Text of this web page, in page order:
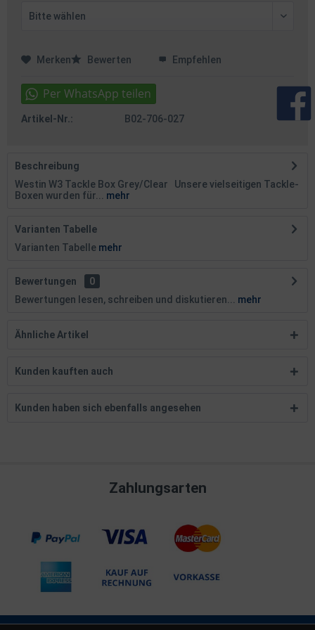
Merken Bewerten Empfehlen
Artikel-Nr.: B02-706-027
Beschreibung
Westin W3 Tackle Box Grey/Clear Unsere vielseitigen Tackle-
Boxen wurden für...
mehr
Varianten Tabelle
Varianten Tabelle mehr
Bewertungen
0
Bewertungen lesen, schreiben und diskutieren...
mehr
Ähnliche Artikel
Kunden kauften auch
Kunden haben sich ebenfalls angesehen
Zahlungsarten